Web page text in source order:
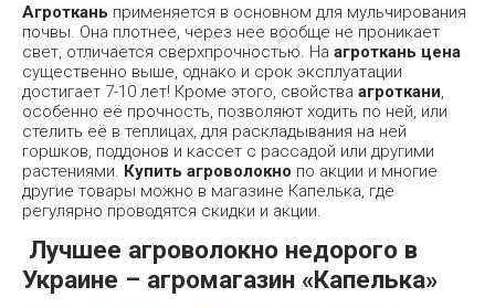
Агроткань применяется в основном для мульчирования
почвы. Она плотнее, через нее вообще не проникает
свет, отличается сверхпрочностью. На агроткань цена
существенно выше, однако и срок эксплуатации
достигает 7-10 лет! Кроме этого, свойства агроткани
особенно её прочность, позволяют ходить по ней, или
стелить её в теплицах, для раскладывания на ней
горшков, поддонов и кассет с рассадой или другими
растениями. Купить агроволокно по акции и многие
другие товары можно в магазине Капелька, где
регулярно проводятся скидки и акции.
Лучшее агроволокно недорого в
Украине – агромагазин «Капелька»